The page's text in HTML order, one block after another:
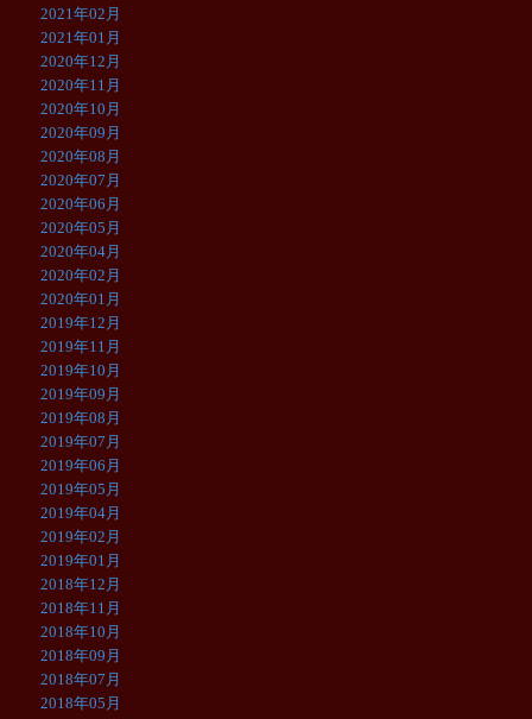
2021年02月
2021年01月
2020年12月
2020年11月
2020年10月
2020年09月
2020年08月
2020年07月
2020年06月
2020年05月
2020年04月
2020年02月
2020年01月
2019年12月
2019年11月
2019年10月
2019年09月
2019年08月
2019年07月
2019年06月
2019年05月
2019年04月
2019年02月
2019年01月
2018年12月
2018年11月
2018年10月
2018年09月
2018年07月
2018年05月